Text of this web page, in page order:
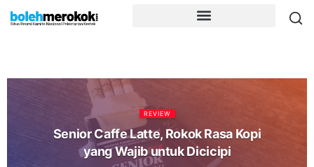
REVIEW
Senior Caffe Latte, Rokok Rasa Kopi
yang Wajib untuk Dicicipi